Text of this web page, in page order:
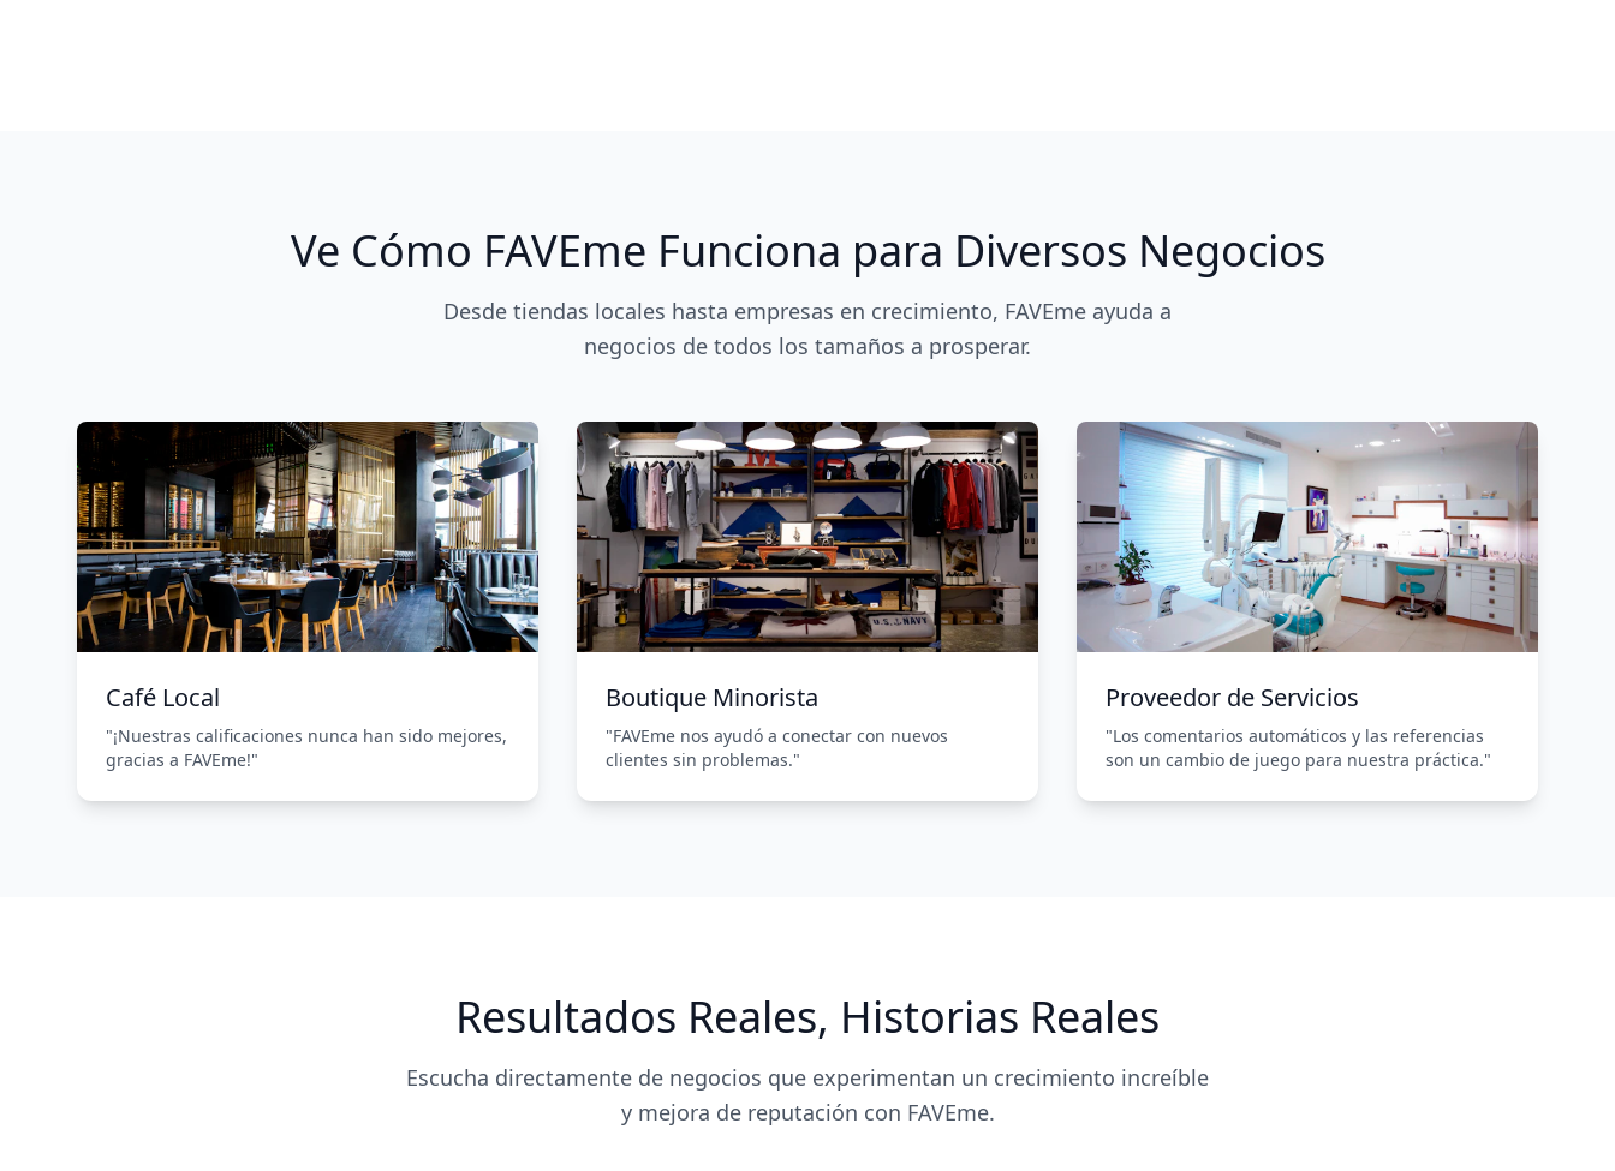
Ve Cómo FAVEme Funciona para Diversos Negocios
Desde tiendas locales hasta empresas en crecimiento, FAVEme ayuda a
negocios de todos los tamaños a prosperar.
Café Local
"¡Nuestras calificaciones nunca han sido mejores,
gracias a FAVEme!"
Boutique Minorista
"FAVEme nos ayudó a conectar con nuevos
clientes sin problemas."
Proveedor de Servicios
"Los comentarios automáticos y las referencias
son un cambio de juego para nuestra práctica."
Resultados Reales, Historias Reales
Escucha directamente de negocios que experimentan un crecimiento increíble
y mejora de reputación con FAVEme.